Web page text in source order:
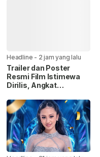
Headline - 2 jam yang lalu
Trailer dan Poster
Resmi Film Istimewa
Dirilis, Angkat
Disabilitas Mencari
Sosok Ayah